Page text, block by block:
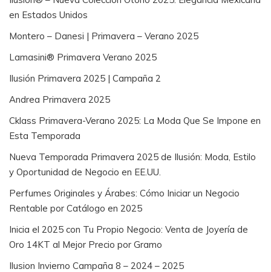
en Estados Unidos
Montero – Danesi | Primavera – Verano 2025
Lamasini® Primavera Verano 2025
Ilusión Primavera 2025 | Campaña 2
Andrea Primavera 2025
Cklass Primavera-Verano 2025: La Moda Que Se Impone en
Esta Temporada
Nueva Temporada Primavera 2025 de Ilusión: Moda, Estilo
y Oportunidad de Negocio en EE.UU.
Perfumes Originales y Árabes: Cómo Iniciar un Negocio
Rentable por Catálogo en 2025
Inicia el 2025 con Tu Propio Negocio: Venta de Joyería de
Oro 14KT al Mejor Precio por Gramo
Ilusion Invierno Campaña 8 – 2024 – 2025